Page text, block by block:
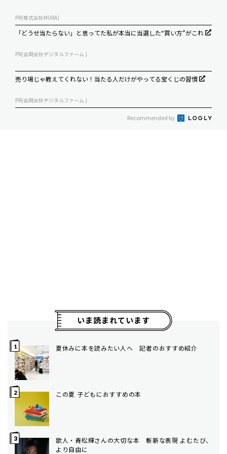
PR(株式会社MURA)
「どうせ当たらない」と思ってた私が本当に当選した“買い方”がこれ
PR(合同会社デジタルファーム )
売り場じゃ教えてくれない！当たる人だけがやってる宝くじの習慣
PR(合同会社デジタルファーム )
Recommended by
いま読まれています
夏休みに本を読みたい人へ 記者のおすすめ紹介
この夏 子どもにおすすめの本
歌人・青松輝さんの大切な本 斬新な表現 よむたび、
より自由に